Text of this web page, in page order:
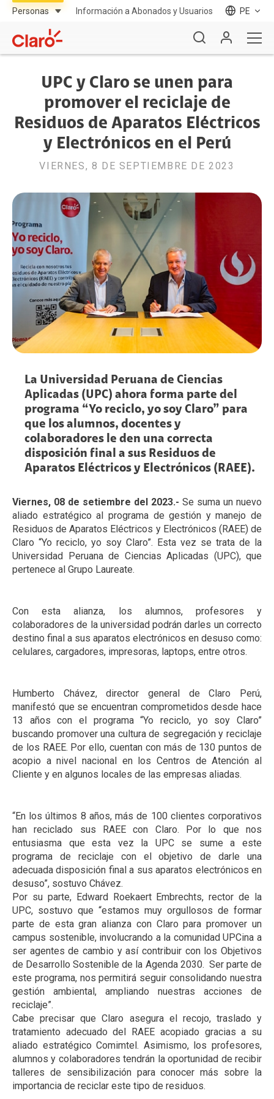
Información a Abonados y Usuarios PE
UPC y Claro se unen para
promover el reciclaje de
Residuos de Aparatos Eléctricos
y Electrónicos en el Perú
VIERNES, 8 DE SEPTIEMBRE DE 2023
La Universidad Peruana de Ciencias
Aplicadas (UPC) ahora forma parte del
programa “Yo reciclo, yo soy Claro” para
que los alumnos, docentes y
colaboradores le den una correcta
disposición final a sus Residuos de
Aparatos Eléctricos y Electrónicos (RAEE).
Viernes, 08 de setiembre del 2023.- Se suma un nuevo
aliado estratégico al programa de gestión y manejo de
Residuos de Aparatos Eléctricos y Electrónicos (RAEE) de
Claro “Yo reciclo, yo soy Claro”. Esta vez se trata de la
Universidad Peruana de Ciencias Aplicadas (UPC), que
pertenece al Grupo Laureate.
Con esta alianza, los alumnos, profesores y
colaboradores de la universidad podrán darles un correcto
destino final a sus aparatos electrónicos en desuso como:
celulares, cargadores, impresoras, laptops, entre otros.
Humberto Chávez, director general de Claro Perú,
manifestó que se encuentran comprometidos desde hace
13 años con el programa “Yo reciclo, yo soy Claro”
buscando promover una cultura de segregación y reciclaje
de los RAEE. Por ello, cuentan con más de 130 puntos de
acopio a nivel nacional en los Centros de Atención al
Cliente y en algunos locales de las empresas aliadas.
“En los últimos 8 años, más de 100 clientes corporativos
han reciclado sus RAEE con Claro. Por lo que nos
entusiasma que esta vez la UPC se sume a este
programa de reciclaje con el objetivo de darle una
adecuada disposición final a sus aparatos electrónicos en
desuso”, sostuvo Chávez.
Por su parte, Edward Roekaert Embrechts, rector de la
UPC, sostuvo que “estamos muy orgullosos de formar
parte de esta gran alianza con Claro para promover un
campus sostenible, involucrando a la comunidad UPCina a
ser agentes de cambio y así contribuir con los Objetivos
de Desarrollo Sostenible de la Agenda 2030. Ser parte de
este programa, nos permitirá seguir consolidando nuestra
gestión ambiental, ampliando nuestras acciones de
reciclaje”.
Cabe precisar que Claro asegura el recojo, traslado y
tratamiento adecuado del RAEE acopiado gracias a su
aliado estratégico Comimtel. Asimismo, los profesores,
alumnos y colaboradores tendrán la oportunidad de recibir
talleres de sensibilización para conocer más sobre la
importancia de reciclar este tipo de residuos.